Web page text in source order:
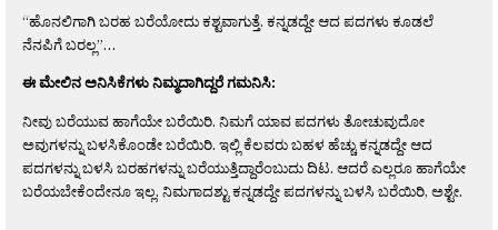
“ಹೊನಲಿಗಾಗಿ ಬರಹ ಬರೆಯೋದು ಕಶ್ಟವಾಗುತ್ತೆ. ಕನ್ನಡದ್ದೇ ಆದ ಪದಗಳು ಕೂಡಲೆ
ನೆನಪಿಗೆ ಬರಲ್ಲ”…
ಈ ಮೇಲಿನ ಅನಿಸಿಕೆಗಳು ನಿಮ್ಮದಾಗಿದ್ದರೆ ಗಮನಿಸಿ:
ನೀವು ಬರೆಯುವ ಹಾಗೆಯೇ ಬರೆಯಿರಿ. ನಿಮಗೆ ಯಾವ ಪದಗಳು ತೋಚುವುದೋ
ಅವುಗಳನ್ನು ಬಳಸಿಕೊಂಡೇ ಬರೆಯಿರಿ. ಇಲ್ಲಿ ಕೆಲವರು ಬಹಳ ಹೆಚ್ಚು ಕನ್ನಡದ್ದೇ ಆದ
ಪದಗಳನ್ನು ಬಳಸಿ ಬರಹಗಳನ್ನು ಬರೆಯುತ್ತಿದ್ದಾರೆಂಬುದು ದಿಟ. ಆದರೆ ಎಲ್ಲರೂ ಹಾಗೆಯೇ
ಬರೆಯಬೇಕೆಂದೇನೂ ಇಲ್ಲ. ನಿಮಗಾದಶ್ಟು ಕನ್ನಡದ್ದೇ ಪದಗಳನ್ನು ಬಳಸಿ ಬರೆಯಿರಿ, ಅಶ್ಟೇ.